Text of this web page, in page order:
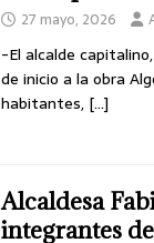
27 mayo, 2026
-El alcalde
de inicio a la obra
habitantes, […]
Alcaldesa
integrantes